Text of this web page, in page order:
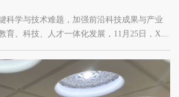
科学与技术难题，加强前沿科技成果与产业
育、科技、人才一体化发展，11月25日，XC
宙产业创新暨产教融合论坛”在歌尔总部举
委委员、管委会副主任，经济发展局党委书
市工信局党组成员张丽莹；歌尔首席技术